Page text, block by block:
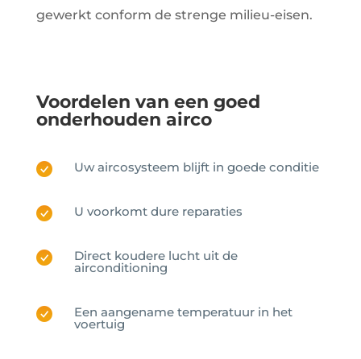
gewerkt conform de strenge milieu-eisen.
Voordelen van een goed
onderhouden airco
Uw aircosysteem blijft in goede conditie
U voorkomt dure reparaties
Direct koudere lucht uit de
airconditioning
Een aangename temperatuur in het
voertuig